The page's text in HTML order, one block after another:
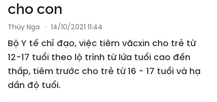
cho con
Thúy Nga 14/10/2021 11:44
Bộ Y tế chỉ đạo, việc tiêm văcxin cho trẻ từ
12-17 tuổi theo lộ trình từ lứa tuổi cao đến
thấp, tiêm trước cho trẻ từ 16 - 17 tuổi và hạ
dần độ tuổi.